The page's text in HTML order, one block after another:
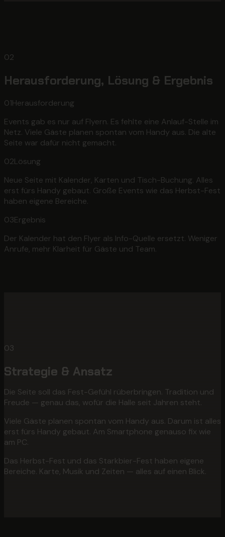
02
Herausforderung, Lösung & Ergebnis
01Herausforderung
Events gab es nur auf Flyern. Es fehlte eine Anlauf-Stelle im
Netz. Viele Gäste planen spontan vom Handy aus. Die alte
Seite war dafür nicht gemacht.
02Lösung
Neue Seite mit Kalender, Karten und Tisch-Buchung. Alles
erst fürs Handy gebaut. Große Events wie das Herbst-Fest
haben eigene Bereiche.
03Ergebnis
Der Kalender hat den Flyer als Info-Quelle ersetzt. Weniger
Anrufe, mehr Klarheit für Gäste und Team.
03
Strategie & Ansatz
Die Seite soll das Fest-Gefühl rüberbringen. Tradition und
Freude — genau das, wofür die Halle seit Jahren steht.
Viele Gäste planen spontan vom Handy aus. Darum ist alles
erst fürs Handy gebaut. Am Smartphone genauso fix wie
am PC.
Das Herbst-Fest und das Starkbier-Fest haben eigene
Bereiche. Karte, Musik und Zeiten — alles auf einen Blick.